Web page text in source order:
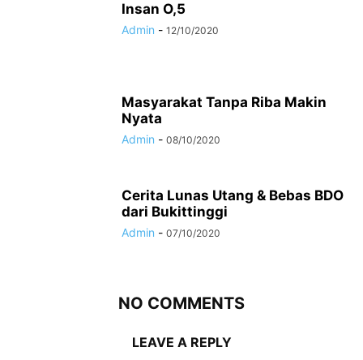
Insan O,5
Admin - 12/10/2020
Masyarakat Tanpa Riba Makin
Nyata
Admin - 08/10/2020
Cerita Lunas Utang & Bebas BDO
dari Bukittinggi
Admin - 07/10/2020
NO COMMENTS
LEAVE A REPLY